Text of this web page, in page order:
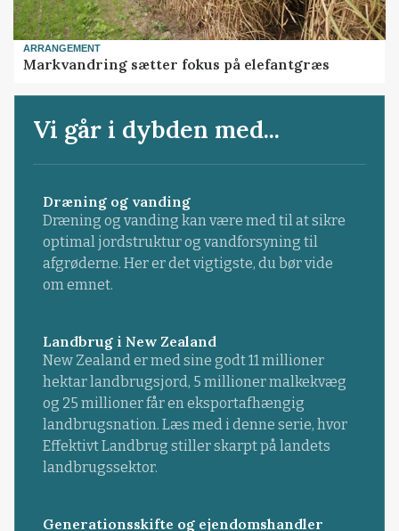
ARRANGEMENT
Markvandring sætter fokus på elefantgræs
Vi går i dybden med...
Dræning og vanding
Dræning og vanding kan være med til at sikre
optimal jordstruktur og vandforsyning til
afgrøderne. Her er det vigtigste, du bør vide
om emnet.
Landbrug i New Zealand
New Zealand er med sine godt 11 millioner
hektar landbrugsjord, 5 millioner malkekvæg
og 25 millioner får en eksportafhængig
landbrugsnation. Læs med i denne serie, hvor
Effektivt Landbrug stiller skarpt på landets
landbrugssektor.
Generationsskifte og ejendomshandler